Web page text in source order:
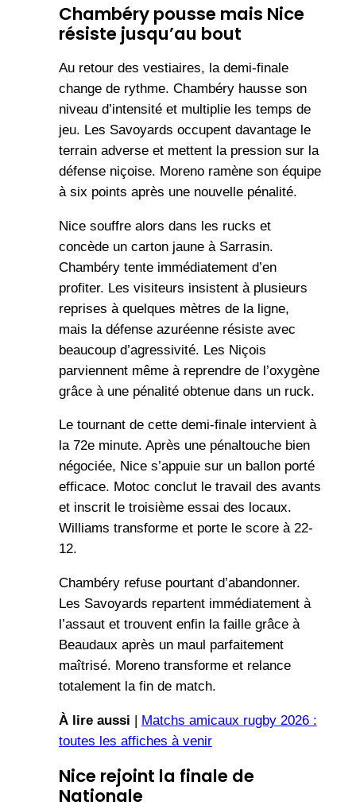
Chambéry pousse mais Nice
résiste jusqu’au bout
Au retour des vestiaires, la demi-finale
change de rythme. Chambéry hausse son
niveau d’intensité et multiplie les temps de
jeu. Les Savoyards occupent davantage le
terrain adverse et mettent la pression sur la
défense niçoise. Moreno ramène son équipe
à six points après une nouvelle pénalité.
Nice souffre alors dans les rucks et
concède un carton jaune à Sarrasin.
Chambéry tente immédiatement d’en
profiter. Les visiteurs insistent à plusieurs
reprises à quelques mètres de la ligne,
mais la défense azuréenne résiste avec
beaucoup d’agressivité. Les Niçois
parviennent même à reprendre de l’oxygène
grâce à une pénalité obtenue dans un ruck.
Le tournant de cette demi-finale intervient à
la 72e minute. Après une pénaltouche bien
négociée, Nice s’appuie sur un ballon porté
efficace. Motoc conclut le travail des avants
et inscrit le troisième essai des locaux.
Williams transforme et porte le score à 22-
12.
Chambéry refuse pourtant d’abandonner.
Les Savoyards repartent immédiatement à
l’assaut et trouvent enfin la faille grâce à
Beaudaux après un maul parfaitement
maîtrisé. Moreno transforme et relance
totalement la fin de match.
À lire aussi | Matchs amicaux rugby 2026 :
toutes les affiches à venir
Nice rejoint la finale de
Nationale